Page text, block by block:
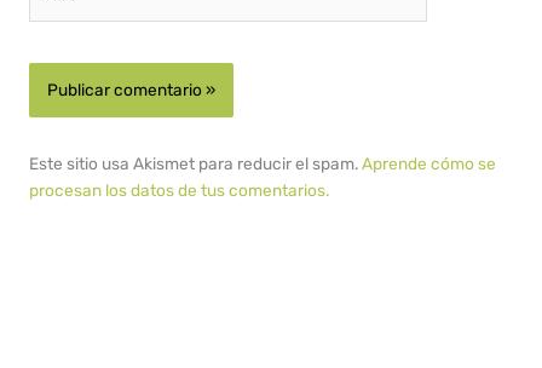
Este sitio usa Akismet para reducir el spam.Aprende cómo se
procesan los datos de tus comentarios.